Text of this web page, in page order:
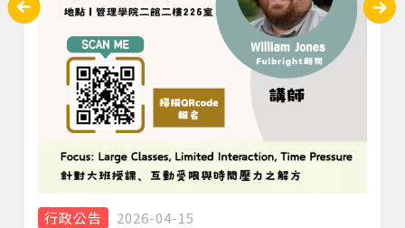
行政公告 2026-04-15